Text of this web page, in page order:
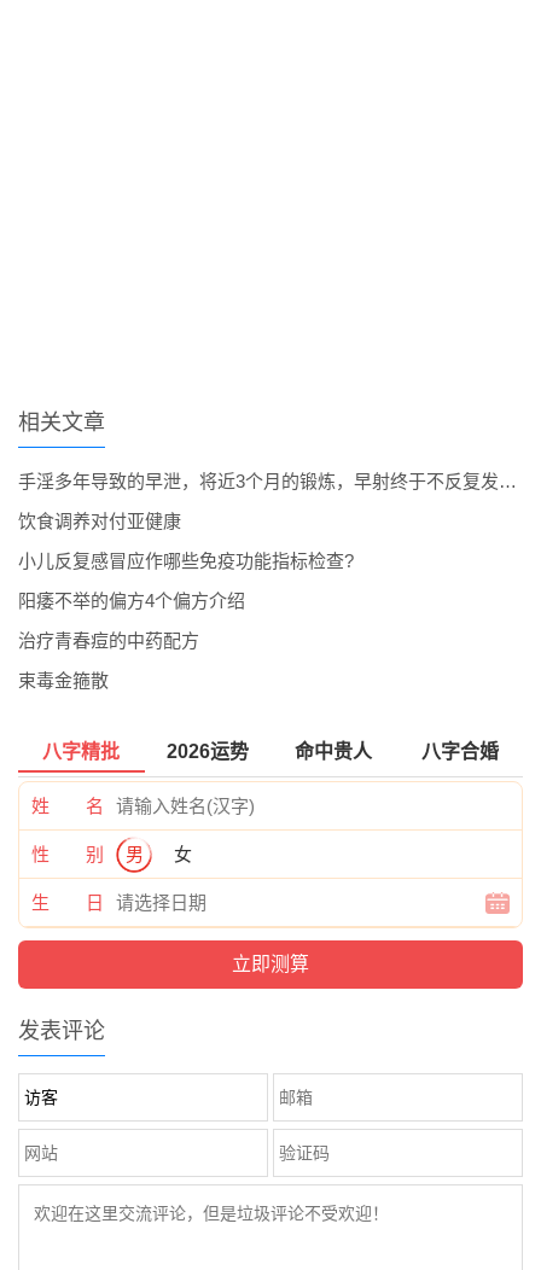
相关文章
手淫多年导致的早泄，将近3个月的锻炼，早射终于不反复发作了。
饮食调养对付亚健康
小儿反复感冒应作哪些免疫功能指标检查?
阳痿不举的偏方4个偏方介绍
治疗青春痘的中药配方
束毒金箍散
八字精批 2026运势 命中贵人 八字合婚
姓 名
性 别 男 女
生 日
发表评论